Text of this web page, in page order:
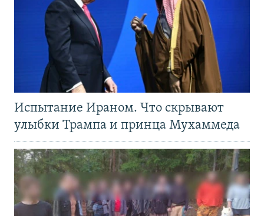
Испытание Ираном. Что скрывают
улыбки Трампа и принца Мухаммеда